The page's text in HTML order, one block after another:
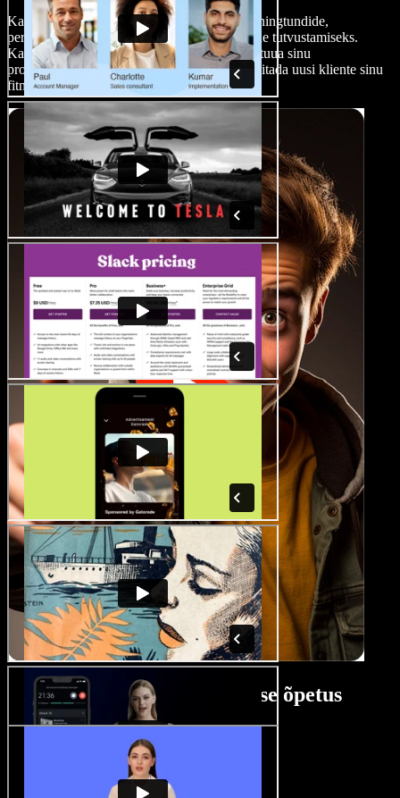
Kasuta fitnessivideoid turunduseks: oma treeningtundide,
personaaltreeningute või treeningprogrammide tutvustamiseks.
Kaasahaaravad turundusvideod aitavad esile tuua sinu
professionaalsuse, näidata edulugusid ja meelitada uusi kliente sinu
fitnessiäri juurde.
Fitnessvideo koostamise õpetus